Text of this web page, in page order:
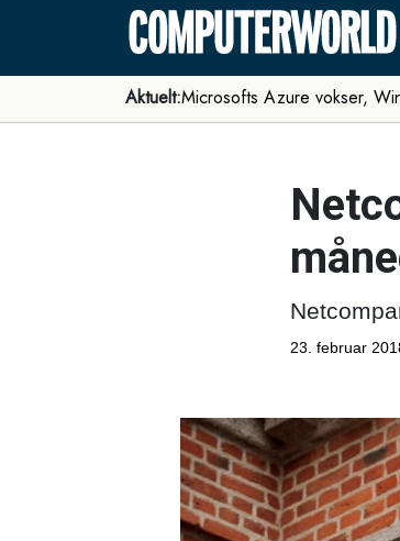
Aktuelt:Microsofts Azure vokser,
23. februar